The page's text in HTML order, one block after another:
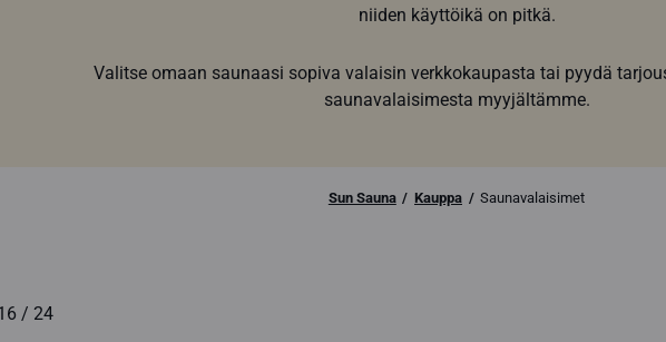
niiden käyttöikä on pitkä.
Valitse omaan saunaasi sopiva valaisin verkkokaupasta tai pyydä
saunavalaisimesta myyjältämme.
Sun Sauna Kauppa Saunavalaisimet
/ 24